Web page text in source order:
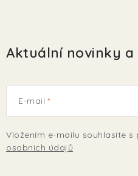
Aktuální novinky a
E-mail
Vložením e-mailu souhlasíte s
osobních údajů